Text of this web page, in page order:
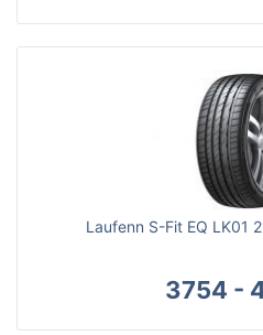
Laufenn S-Fit EQ LK01
3754 -